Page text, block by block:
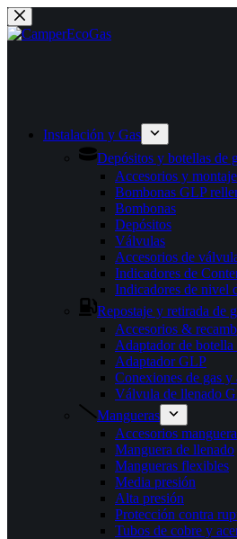
Saltar
al
contenido
Instalación y Gas
Depósitos y botellas de
Accesorios y
Bombonas GLP
Bombonas
Depósitos
Válvulas
Accesorios de
Indicadores de
Indicadores de nivel
Repostaje y retirada de
Accesorios &
Adaptador de
Adaptador GLP
Conexiones de gas y
Válvula de llenado
Mangueras
Accesorios
Manguera de llenado
Mangueras flexibles
Media presión
Alta presión
Protección contra
Tubos de cobre y